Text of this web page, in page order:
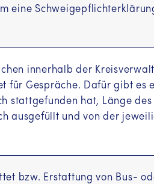
eine
innerhalb der
für Gespräche. Dafür gibt es
stattgefunden hat, Länge des
ausgefüllt und von der
bzw. Erstattung von Bus-